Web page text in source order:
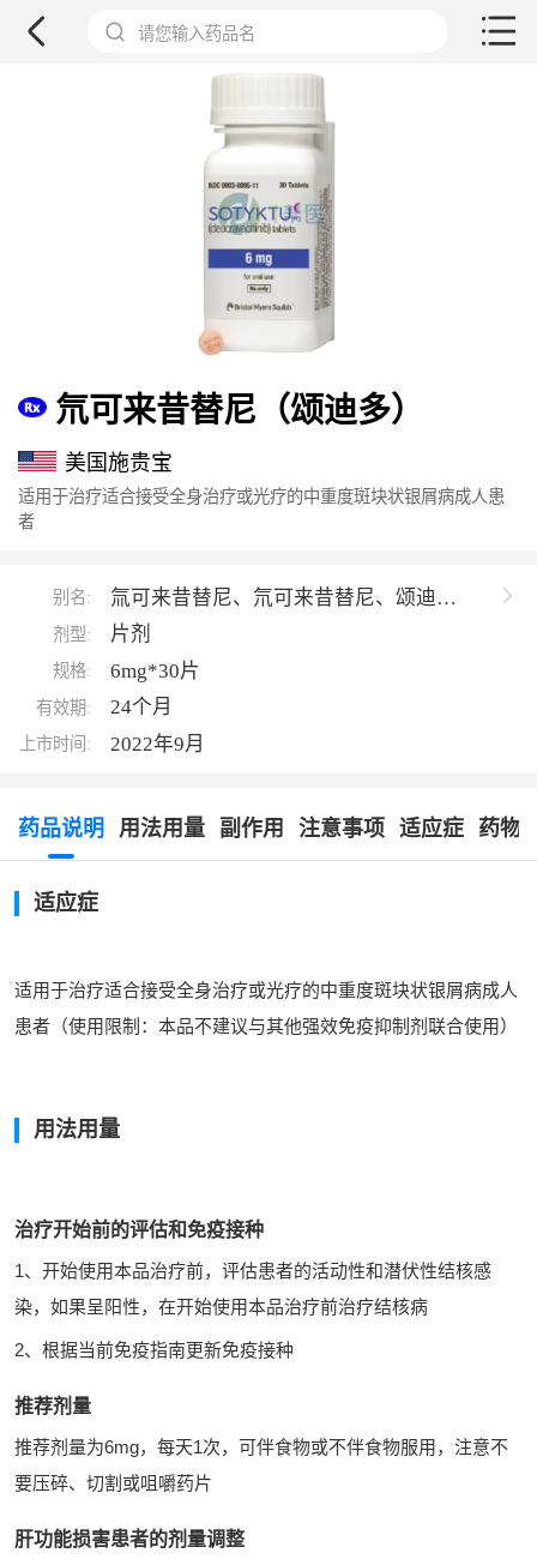
请您输入药品名
氘可来昔替尼（颂迪多）
美国施贵宝
适用于治疗适合接受全身治疗或光疗的中重度斑块状银屑病成人患
者
别名:
氚可来昔替尼、氘可来昔替尼、颂迪
多、Deucravacitinib、SOTYKTU
剂型: 片剂
规格: 6mg*30片
有效期: 24个月
上市时间: 2022年9月
药品说明 用法用量 副作用 注意事项 适应症 药物
适应症
适用于治疗适合接受全身治疗或光疗的中重度斑块状银屑病成人
患者（使用限制：本品不建议与其他强效免疫抑制剂联合使用）
用法用量
治疗开始前的评估和免疫接种
1、开始使用本品治疗前，评估患者的活动性和潜伏性结核感
染，如果呈阳性，在开始使用本品治疗前治疗结核病
2、根据当前免疫指南更新免疫接种
推荐剂量
推荐剂量为6mg，每天1次，可伴食物或不伴食物服用，注意不
要压碎、切割或咀嚼药片
肝功能损害患者的剂量调整